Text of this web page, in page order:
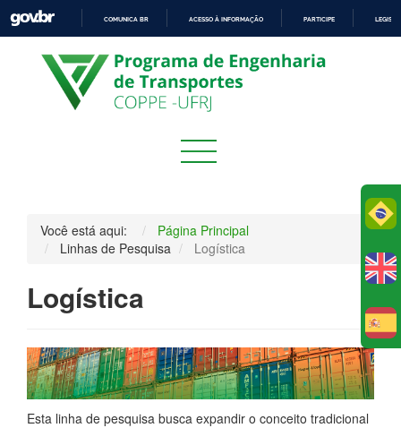
PARA
O
CONTEÚDO
COMUNICA BR ACESSO À INFORMAÇÃO PARTICIPE
Você está aqui:
Página Principal
Linhas de Pesquisa
Logística
Logística
Esta linha de pesquisa busca expandir o conceito tradicional